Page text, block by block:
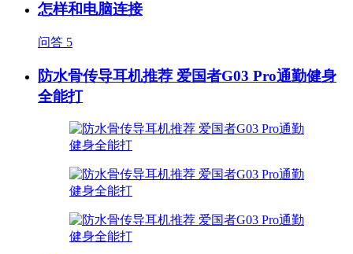
怎样和电脑连接
问答 5
防水骨传导耳机推荐 爱国者G03 Pro通勤健身
全能打